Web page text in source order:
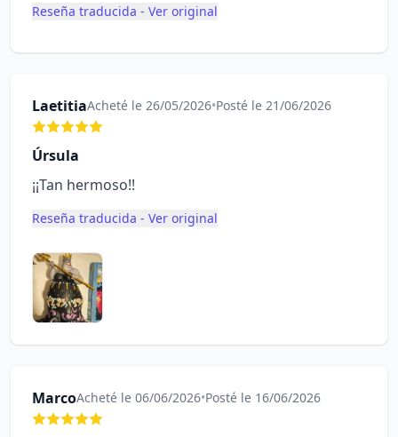
Reseña traducida - Ver original
LaetitiaAcheté le 26/05/2026•Posté le 21/06/2026
Úrsula
¡¡Tan hermoso!!
Reseña traducida - Ver original
MarcoAcheté le 06/06/2026•Posté le 16/06/2026